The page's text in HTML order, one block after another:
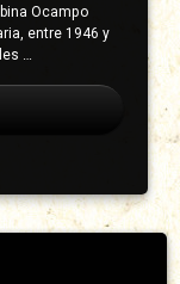
Ocampo
entre 1946 y
…
Miranda, Píndaro